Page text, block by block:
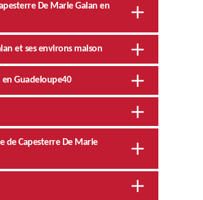
De Marie Galan en
et ses environs maison
Guadeloupe40
de Capesterre De Marie